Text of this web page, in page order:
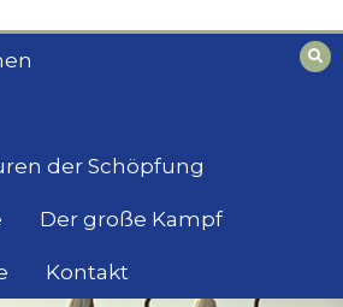
der Schöpfung
Der große Kampf
Kontakt